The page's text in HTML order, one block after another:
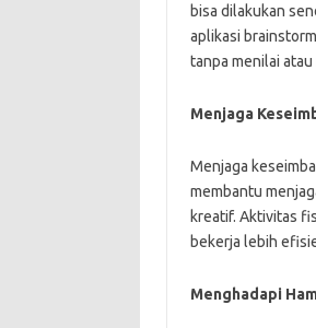
bisa dilakukan
aplikasi
tanpa menilai
Menjaga
Menjaga
membantu
kreatif. Aktivitas
bekerja lebih
Menghadapi